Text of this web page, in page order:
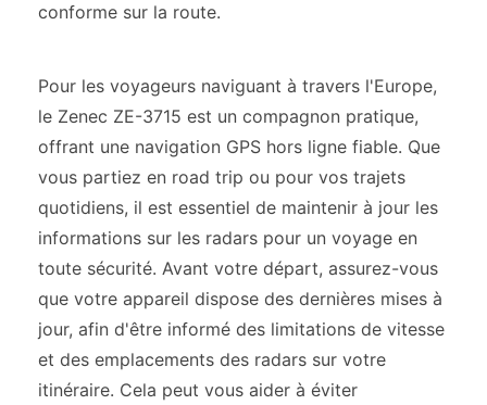
conforme sur la route.
Pour les voyageurs naviguant à travers l'Europe,
le Zenec ZE-3715 est un compagnon pratique,
offrant une navigation GPS hors ligne fiable. Que
vous partiez en road trip ou pour vos trajets
quotidiens, il est essentiel de maintenir à jour les
informations sur les radars pour un voyage en
toute sécurité. Avant votre départ, assurez-vous
que votre appareil dispose des dernières mises à
jour, afin d'être informé des limitations de vitesse
et des emplacements des radars sur votre
itinéraire. Cela peut vous aider à éviter